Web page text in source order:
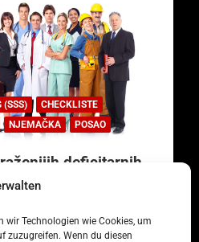
wir Technologien wie Cookies, um
zuzugreifen. Wenn du diesen
(SSS)
CHECKLISTE
NJEMAČKA POSAO
deficitarnih
u Njemačkoj.